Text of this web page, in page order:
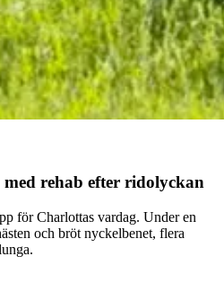
rehab efter ridolyckan
för Charlottas vardag. Under en
och bröt nyckelbenet, flera